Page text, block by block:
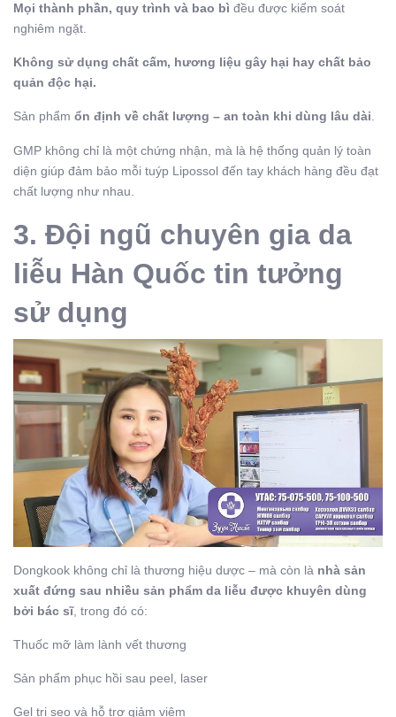
Mọi thành phần, quy trình và bao bì đều được kiểm soát
nghiêm ngặt.
Không sử dụng chất cấm, hương liệu gây hại hay chất bảo
quản độc hại.
Sản phẩm ổn định về chất lượng – an toàn khi dùng lâu dài
GMP không chỉ là một chứng nhận, mà là hệ thống quản lý toàn
diện giúp đảm bảo mỗi tuýp Lipossol đến tay khách hàng đều đạt
chất lượng như nhau.
3. Đội ngũ chuyên gia da
liễu Hàn Quốc tin tưởng
sử dụng
Dongkook không chỉ là thương hiệu dược – mà còn là nhà sản
xuất đứng sau nhiều sản phẩm da liễu được khuyên dùng
bởi bác sĩ, trong đó có:
Thuốc mỡ làm lành vết thương
Sản phẩm phục hồi sau peel, laser
Gel trị sẹo và hỗ trợ giảm viêm